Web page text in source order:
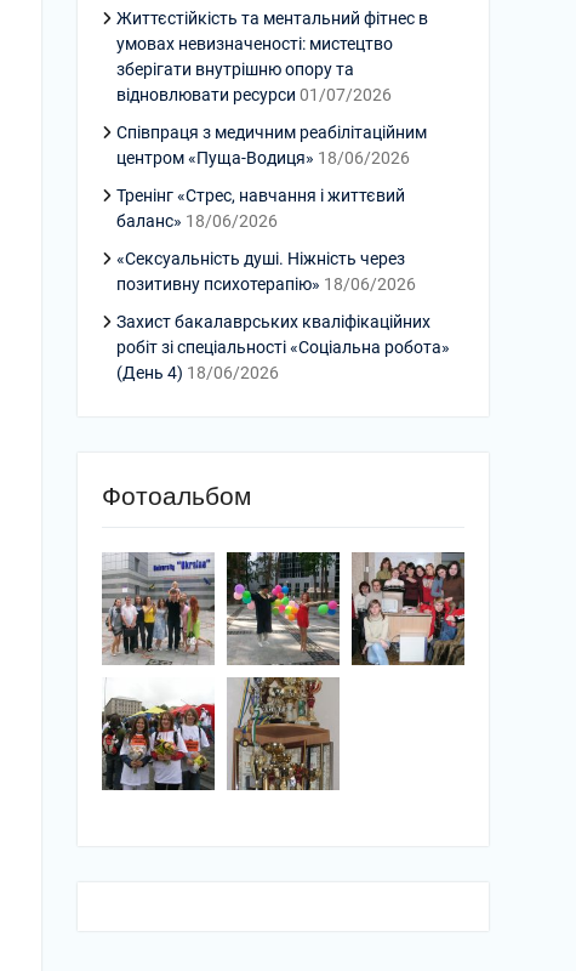
Життєстійкість та ментальний фітнес в
умовах невизначеності: мистецтво
зберігати внутрішню опору та
відновлювати ресурси 01/07/2026
Співпраця з медичним реабілітаційним
центром «Пуща-Водиця» 18/06/2026
Тренінг «Стрес, навчання і життєвий
баланс» 18/06/2026
«Сексуальність душі. Ніжність через
позитивну психотерапію» 18/06/2026
Захист бакалаврських кваліфікаційних
робіт зі спеціальності «Соціальна робота»
(День 4) 18/06/2026
Фотоальбом